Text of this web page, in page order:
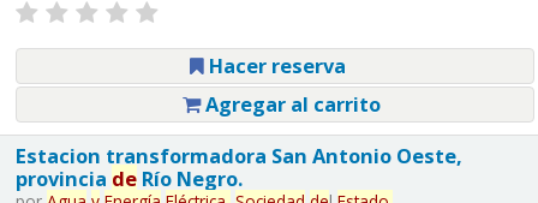
Hacer reserva
Agregar al carrito
Estacion transformadora San Antonio Oeste,
provincia deRío Negro.